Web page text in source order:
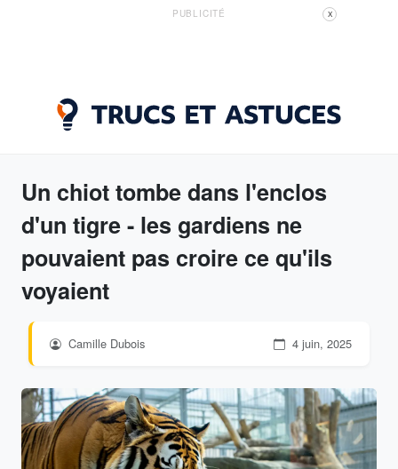
PUBLICITÉ X
Un chiot tombe dans l'enclos
d'un tigre - les gardiens ne
pouvaient pas croire ce qu'ils
voyaient
Camille Dubois 4 juin, 2025